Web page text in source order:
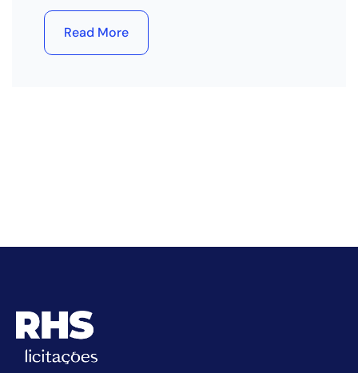
Read More